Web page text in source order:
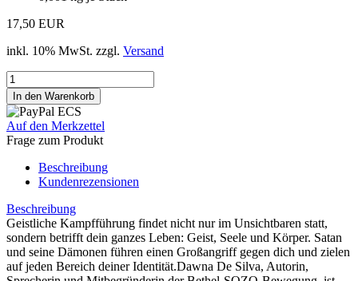
17,50 EUR
inkl. 10% MwSt. zzgl. Versand
Auf den Merkzettel
Frage zum Produkt
Beschreibung
Kundenrezensionen
Beschreibung
Geistliche Kampfführung findet nicht nur im Unsichtbaren statt,
sondern betrifft dein ganzes Leben: Geist, Seele und Körper. Satan
und seine Dämonen führen einen Großangriff gegen dich und zielen
auf jeden Bereich deiner Identität.Dawna De Silva, Autorin,